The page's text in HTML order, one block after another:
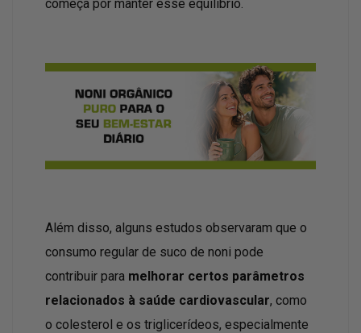
começa por manter esse equilíbrio.
Além disso, alguns estudos observaram que o
consumo regular de suco de noni pode
contribuir para melhorar certos parâmetros
relacionados à saúde cardiovascular, como
o colesterol e os triglicerídeos, especialmente